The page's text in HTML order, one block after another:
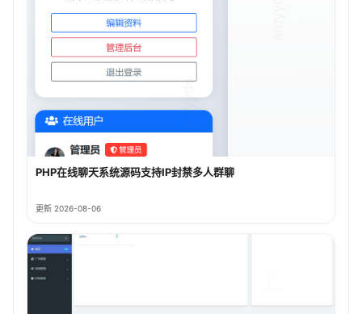
PHP在线聊天系统源码支持IP封禁多人群聊
更新 2026-08-06